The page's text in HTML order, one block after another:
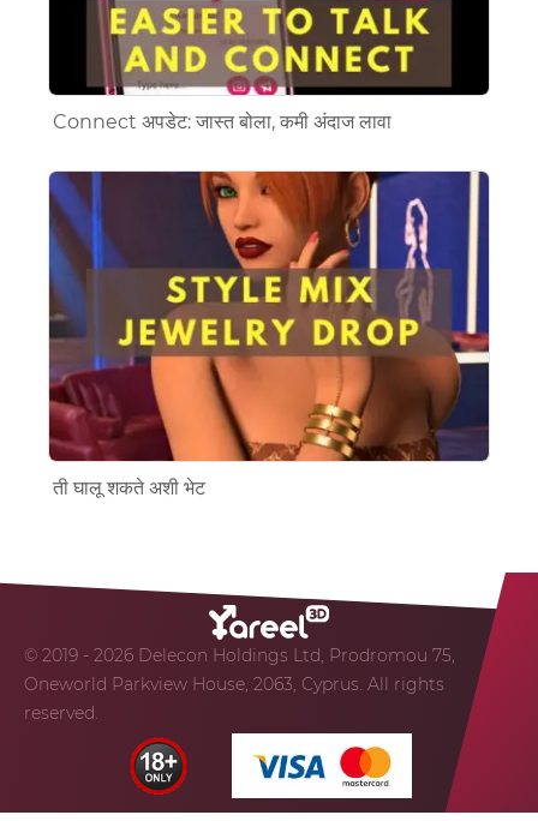
Connect अपडेट: जास्त बोला, कमी अंदाज लावा
ती घालू शकते अशी भेट
© 2019 - 2026 Delecon Holdings Ltd, Prodromou 75,
Oneworld Parkview House, 2063, Cyprus. All rights
reserved.